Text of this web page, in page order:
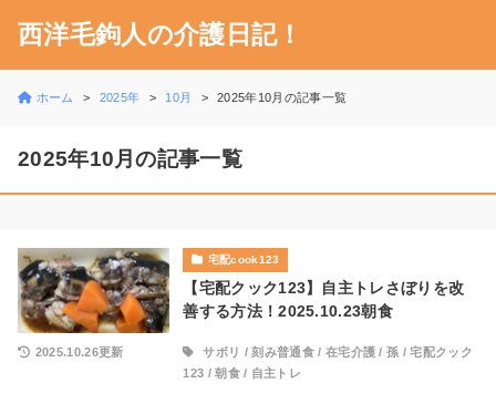
西洋毛鉤人の介護日記！
ホーム 2025年 10月 2025年10月の記事一覧
2025年10月の記事一覧
宅配cook123
【宅配クック123】自主トレさぼりを改
善する方法！2025.10.23朝食
2025.10.26更新 サボリ /刻み普通食/ 在宅介護 /孫 /宅配クック
123 /朝食/ 自主トレ